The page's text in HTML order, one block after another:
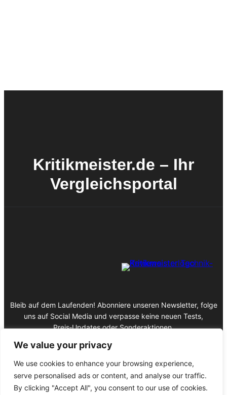
We value your privacy
We use cookies to enhance your browsing experience,
serve personalised ads or content, and analyse our traffic.
By clicking "Accept All", you consent to our use of cookies.
Kritikmeister.de – Ihr
Vergleichsportal
Bleib auf dem Laufenden! Abonniere unseren Newsletter, folge
uns auf Social Media und verpasse keine neuen Tests,
Preis‑Updates oder Sonderaktionen.
Impressum
Datenschutz